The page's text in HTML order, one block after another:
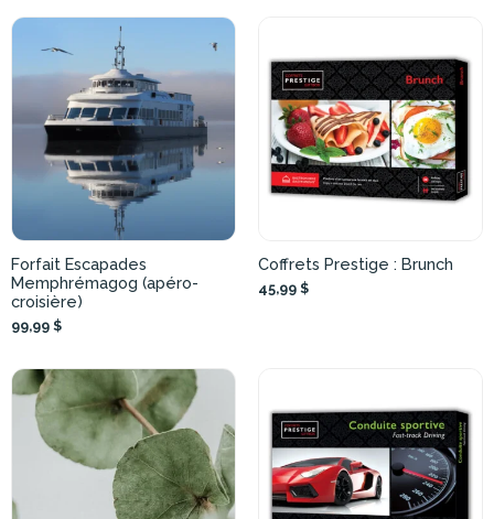
Forfait Escapades
Memphrémagog (apéro-
croisière)
99,99 $
Coffrets Prestige : Brunch
45,99 $